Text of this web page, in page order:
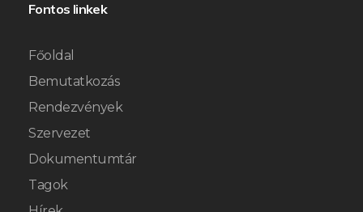
Fontos linkek
Főoldal
Bemutatkozás
Rendezvények
Szervezet
Dokumentumtár
Tagok